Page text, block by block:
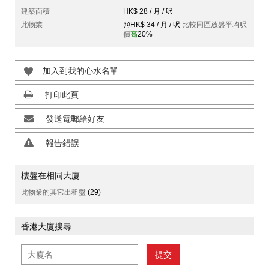
建築面積
HK$ 28 / 月 / 呎
此物業
@HK$ 34 / 月 / 呎 比較同區放盤平均呎
價高20%
加入到我的心水名單
打印此頁
發送電郵給好友
報告錯誤
樓盤在相同大廈
此物業的其它出租盤 (29)
香港大廈搜尋
提交